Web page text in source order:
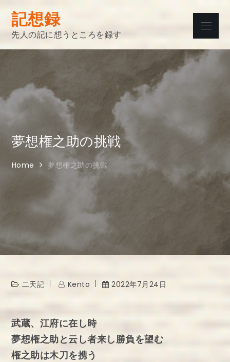
content
記想録
先人の記に想うところを録す
Menu
夢想権之助の挑戦
Home 夢想権之助の挑戦
二天記 Kento 2022年7月24日
武蔵、江府に在し時
夢想権之助と云し者来し勝負を望む
権之助は木刀を携う